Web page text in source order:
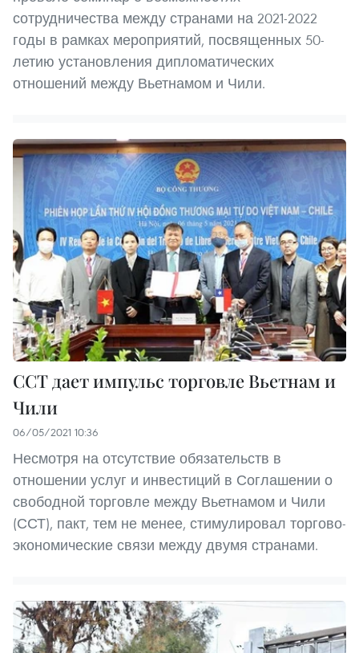
сотрудничества между странами на 2021-2022
годы в рамках мероприятий, посвященных 50-
летию установления дипломатических
отношений между Вьетнамом и Чили.
ССТ дает импульс торговле Вьетнам и
Чили
06/05/2021 10:36
Несмотря на отсутствие обязательств в
отношении услуг и инвестиций в Соглашении о
свободной торговле между Вьетнамом и Чили
(ССТ), пакт, тем не менее, стимулировал торгово-
экономические связи между двумя странами.